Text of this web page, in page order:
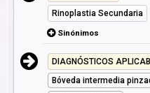
Rinoplastia Secundaria
Sinónimos
DIAGNÓSTICOS
Bóveda intermedia